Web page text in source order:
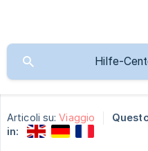
Articoli su: Viaggio
in: